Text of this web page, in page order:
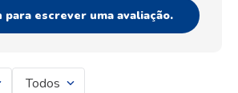
para escrever uma avaliação.
Todos